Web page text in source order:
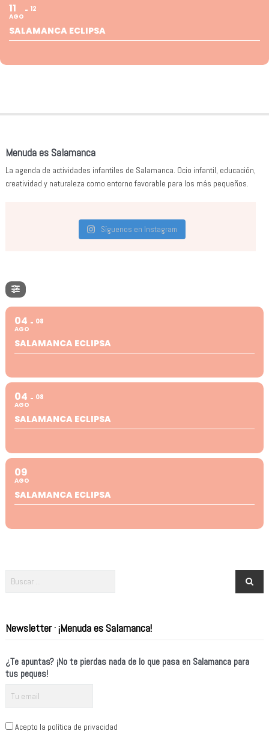
11
AGO
12
SALAMANCA ECLIPSA
Menuda es Salamanca
La agenda de actividades infantiles de Salamanca. Ocio infantil, educación,
creatividad y naturaleza como entorno favorable para los más pequeños.
Síguenos en Instagram
04
AGO
08
SALAMANCA ECLIPSA
04
AGO
08
SALAMANCA ECLIPSA
09
AGO
SALAMANCA ECLIPSA
Newsletter · ¡Menuda es Salamanca!
¿Te apuntas? ¡No te pierdas nada de lo que pasa en Salamanca para
tus peques!
Acepto la política de privacidad